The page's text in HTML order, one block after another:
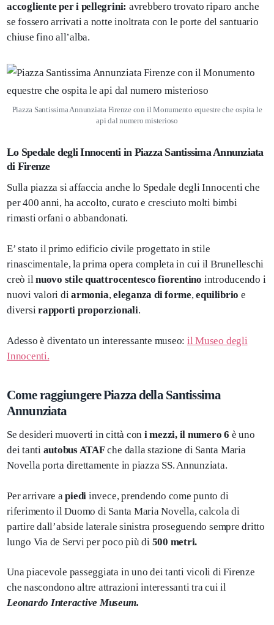
accogliente per i pellegrini: avrebbero trovato riparo anche
se fossero arrivati a notte inoltrata con le porte del santuario
chiuse fino all’alba.
Piazza Santissima Annunziata Firenze con il Monumento equestre che ospita le
api dal numero misterioso
Lo Spedale degli Innocenti in Piazza Santissima Annunziata
di Firenze
Sulla piazza si affaccia anche lo Spedale degli Innocenti che
per 400 anni, ha accolto, curato e cresciuto molti bimbi
rimasti orfani o abbandonati.
E’ stato il primo edificio civile progettato in stile
rinascimentale, la prima opera completa in cui il Brunelleschi
creò ilnuovo stile quattrocentesco fiorentino introducendo i
nuovi valori diarmonia,eleganza di forme,equilibrio e
diversirapporti proporzionali.
Adesso è diventato un interessante museo: il Museo degli
Innocenti.
Come raggiungere Piazza della Santissima
Annunziata
Se desideri muoverti in città con i mezzi, il numero 6 è uno
dei tanti autobus ATAFche dalla stazione di Santa Maria
Novella porta direttamente in piazza SS. Annunziata.
Per arrivare a piedi invece, prendendo come punto di
riferimento il Duomo di Santa Maria Novella, calcola di
partire dall’abside laterale sinistra proseguendo sempre dritto
lungo Via de Servi per poco più di 500 metri.
Una piacevole passeggiata in uno dei tanti vicoli di Firenze
che nascondono altre attrazioni interessanti tra cui il
Leonardo Interactive Museum.